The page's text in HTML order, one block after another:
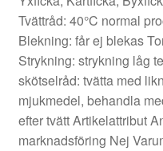
Tvättråd: 40°C normal
Blekning: får ej blekas
Strykning: strykning låg
skötselråd: tvätta med
mjukmedel, behandla
efter tvätt Artikelattribut
marknadsföring Nej